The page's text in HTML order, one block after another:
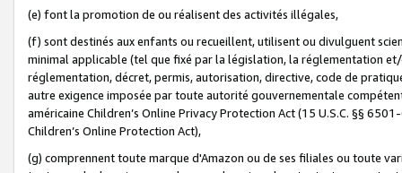
(e) font la promotion de ou réalisent des activités illégales,
(f) sont destinés aux enfants ou recueillent, utilisent ou divulguent
minimal applicable (tel que fixé par la législation, la réglementation
réglementation, décret, permis, autorisation, directive, code de
autre exigence imposée par toute autorité gouvernementale
américaine Children’s Online Privacy Protection Act (15 U.S.C. §§
Children’s Online Protection Act),
(g) comprennent toute marque d'Amazon ou de ses filiales ou toute